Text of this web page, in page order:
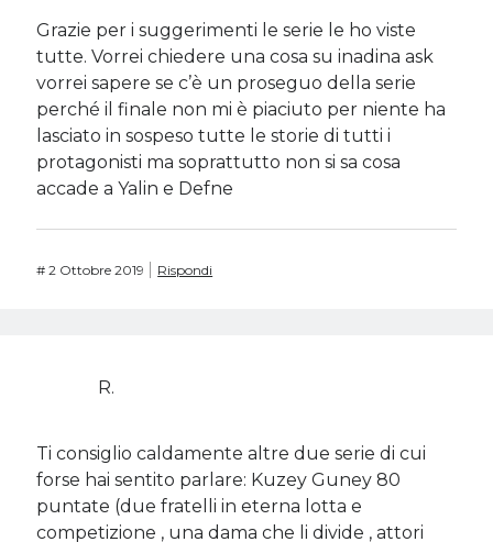
Grazie per i suggerimenti le serie le ho viste
tutte. Vorrei chiedere una cosa su inadina ask
vorrei sapere se c’è un proseguo della serie
perché il finale non mi è piaciuto per niente ha
lasciato in sospeso tutte le storie di tutti i
protagonisti ma soprattutto non si sa cosa
accade a Yalin e Defne
#2 Ottobre 2019 Rispondi
R.
Ti consiglio caldamente altre due serie di cui
forse hai sentito parlare: Kuzey Guney 80
puntate (due fratelli in eterna lotta e
competizione , una dama che li divide , attori